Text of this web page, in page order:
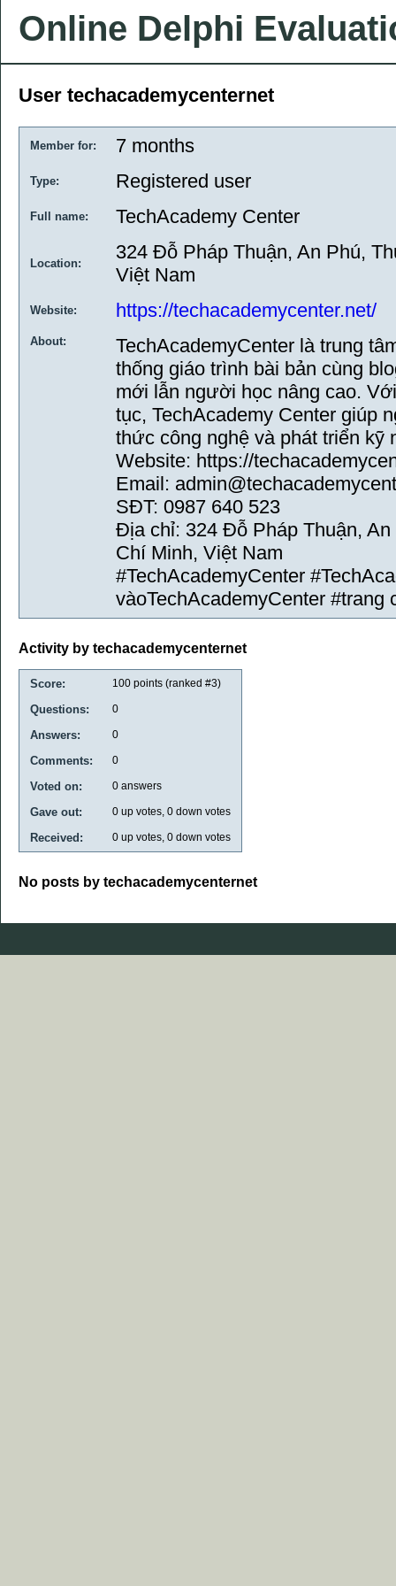
Online Delphi
User techacademycenternet
Member for: 7 months
Type: Registered user
Full name: TechAcademy Center
Location:
324 Đỗ Pháp Thuận, An Phú,
Việt Nam
Website: https://techacademycenter.net/
About:
TechAcademyCenter là trung
thống giáo trình bài bản cùng
mới lẫn người học nâng cao.
tục, TechAcademy Center giúp
thức công nghệ và phát triển kỹ
Website: https://
Email:
SĐT: 0987 640 523
Địa chỉ: 324 Đỗ Pháp Thuận,
Chí Minh, Việt Nam
#TechAcademyCenter
vàoTechAcademyCenter #trang
Activity by techacademycenternet
Score: 100 points (ranked #3)
Questions: 0
Answers: 0
Comments: 0
Voted on: 0 answers
Gave out: 0 up votes, 0 down votes
Received: 0 up votes, 0 down votes
No posts by techacademycenternet